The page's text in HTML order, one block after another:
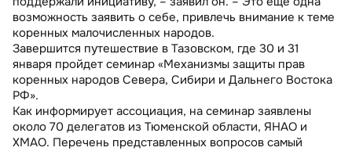
возможность заявить о себе, привлечь внимание к теме
коренных малочисленных народов.
Завершится путешествие в Тазовском, где 30 и 31
января пройдет семинар «Механизмы защиты прав
коренных народов Севера, Сибири и Дальнего Востока
РФ».
Как информирует ассоциация, на семинар заявлены
около 70 делегатов из Тюменской области, ЯНАО и
ХМАО. Перечень представленных вопросов самый